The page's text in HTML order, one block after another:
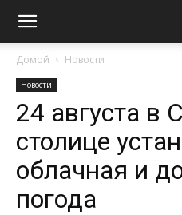
Домой Новости
Новости
24 августа в
столице
облачная и
погода